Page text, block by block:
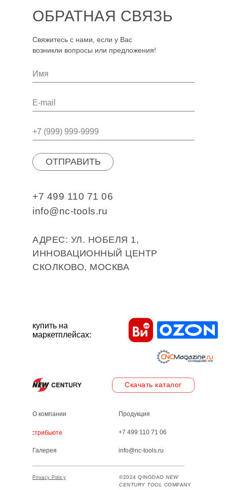
ОБРАТНАЯ СВЯЗЬ
Свяжитесь с нами, если у Вас
возникли вопросы или предложения!
+7 499 110 71 06
info@nc-tools.ru
АДРЕС: УЛ. НОБЕЛЯ 1,
ИННОВАЦИОННЫЙ ЦЕНТР
СКОЛКОВО, МОСКВА
ОТПРАВИТЬ
+7 499 110 71 06
info@nc-tools.ru
©2024 QINGDAO NEW
CENTURY TOOL
COMPANY
Privacy Policy
Скачать каталог
О компании Продукция
Галерея
Дистрибьютеры
купить на
маркетплейсах: